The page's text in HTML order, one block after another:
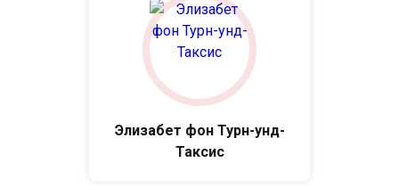
Элизабет фон Турн-унд-
Таксис